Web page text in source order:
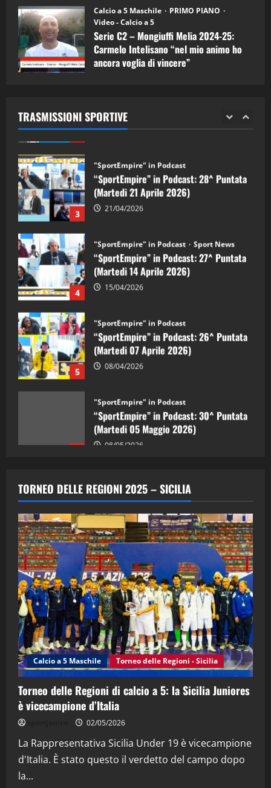
Calcio a 5 Maschile
PRIMO PIANO
Video - Calcio a 5
Serie C2 – Mongiuffi Melia 2024-25:
Carmelo Intelisano “nel mio animo ho
ancora voglia di vincere”
TRASMISSIONI SPORTIVE
1
“SportEmpire” in Podcast: 30^ Puntata
(Martedi 05 Maggio 2026)
08/05/2026
2 28/04/2026
3
“SportEmpire” in Podcast: 28^ Puntata
(Martedi 21 Aprile 2026)
21/04/2026
4
“SportEmpire” in Podcast: 27^ Puntata
(Martedi 14 Aprile 2026)
15/04/2026
5
“SportEmpire” in Podcast: 26^ Puntata
(Martedi 07 Aprile 2026)
08/04/2026
“SportEmpire” in Podcast: 30^ Puntata
(Martedi 05 Maggio 2026)
08/05/2026
2
“SportEmpire” in Podcast: 29^ Puntata
(Martedi 28 Aprile 2026)
3
"SportEmpire" in Podcast
“SportEmpire” in Podcast: 28^ Puntata
(Martedi 21 Aprile 2026)
21/04/2026
4
"SportEmpire" in Podcast Sport News
“SportEmpire” in Podcast: 27^ Puntata
(Martedi 14 Aprile 2026)
15/04/2026
"SportEmpire" in Podcast
“SportEmpire” in Podcast: 26^ Puntata
08/04/2026
TORNEO DELLE REGIONI 2025 – SICILIA
Calcio a 5 Maschile Torneo delle Regioni - Sicilia
Torneo delle Regioni di calcio a 5: la Sicilia Juniores
è vicecampione d’Italia
02/05/2026
La Rappresentativa Sicilia Under 19 è vicecampione
d'Italia. È stato questo il verdetto del campo dopo
la...